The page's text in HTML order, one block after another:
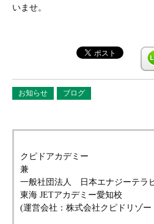
いませ。
お知らせ ブログ
クピドアカデミー
兼
一般社団法人 日本エナジーテラ
東海 JETアカデミー愛知校
(運営会社：株式会社クピドリゾー